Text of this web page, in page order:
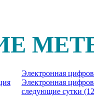
Электронная
Электронная
следующие сутки